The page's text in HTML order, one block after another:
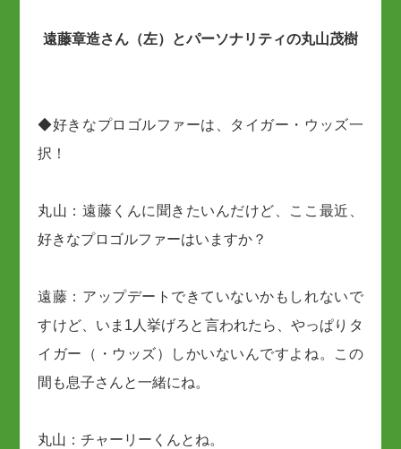
遠藤章造さん（左）とパーソナリティの丸山茂樹
◆好きなプロゴルファーは、タイガー・ウッズ一
択！
丸山：遠藤くんに聞きたいんだけど、ここ最近、
好きなプロゴルファーはいますか？
遠藤：アップデートできていないかもしれないで
すけど、いま1人挙げろと言われたら、やっぱりタ
イガー（・ウッズ）しかいないんですよね。この
間も息子さんと一緒にね。
丸山：チャーリーくんとね。